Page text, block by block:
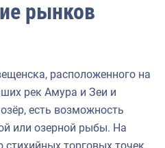
рынков
расположенного на
рек Амура и Зеи и
есть возможность
или озерной рыбы. На